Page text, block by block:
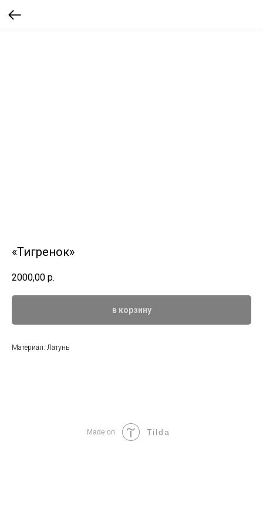
«Тигренок»
2000,00 р.
в корзину
Материал: Латунь
Made on Tilda